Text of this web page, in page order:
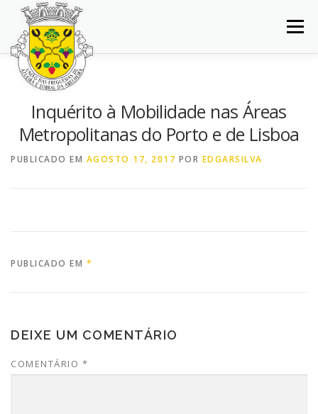
Saltar
conteúdo
Menu
INÍCIO JUNTA DE FREGUESIA
BALCÃO VIRTUAL NOTÍCIAS MAPA
Inquérito à Mobilidade nas Áreas
Metropolitanas do Porto e de Lisboa
PUBLICADO EM AGOSTO 17, 2017 POR EDGARSILVA
PUBLICADO EM *
DEIXE UM COMENTÁRIO
COMENTÁRIO *